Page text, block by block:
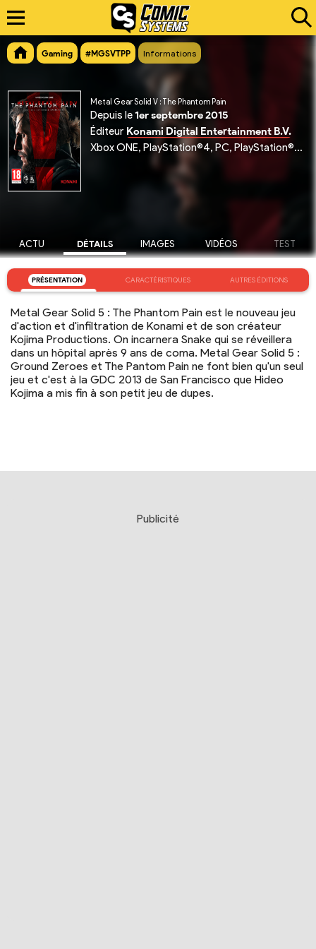
Gaming #MGSVTPP Informations
Metal Gear Solid V : The Phantom Pain
Depuis le1er septembre 2015
Éditeur Konami Digital Entertainment B.V.
Xbox ONE, PlayStation®4, PC, PlayStation®3, Xbox 360
ACTU DÉTAILS IMAGES VIDÉOS TEST
PRÉSENTATION CARACTÉRISTIQUES AUTRES ÉDITIONS
Metal Gear Solid 5 : The Phantom Pain est le nouveau jeu
d'action et d'infiltration de Konami et de son créateur
Kojima Productions. On incarnera Snake qui se réveillera
dans un hôpital après 9 ans de coma. Metal Gear Solid 5 :
Ground Zeroes et The Pantom Pain ne font bien qu'un seul
jeu et c'est à la GDC 2013 de San Francisco que Hideo
Kojima a mis fin à son petit jeu de dupes.
Publicité